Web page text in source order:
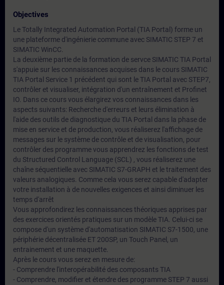
Objectives
Le Totally Integrated Automation Portal (TIA Portal) forme un
une plateforme d'ingénierie commune avec SIMATIC STEP 7 et
SIMATIC WinCC.
La deuxième partie de la formation de servce SIMATIC TIA Portal
s'appuie sur les connaissances acquises dans le cours SIMATIC
TIA Portal Service 1 précédent qui sont le TIA Portal avec STEP7,
contrôler et visualiser, intégration d'un entraînement et Profinet
IO. Dans ce cours vous élargirez vos connaissances dans les
aspects suivants: Recherche d'erreurs et leurs élimination à
l'aide des outils de diagnostique du TIA Portal dans la phase de
mise en service et de production, vous réaliserez l'affichage de
messages sur le système de contrôle et de visualisation, pour
contrôler des programme vous apprendrez les fonctions de test
du Structured Control Language (SCL) , vous réaliserez une
chaîne séquentielle avec SIMATIC S7-GRAPH et le traitement des
valeurs analogiques. Comme cela vous serez capable d'adapter
votre installation à de nouvelles exigences et ainsi diminuer les
temps d'arrêt
Vous approfondirez les connaissances théoriques apprises par
des exercices orientés pratiques sur un modèle TIA. Celui-ci se
compose d'un système d'automatisation SIMATIC S7-1500, une
périphérie décentralisée ET 200SP, un Touch Panel, un
entrainement et une maquette.
Après le cours vous serez en mesure de:
- Comprendre l'interopérabilité des composants TIA
- Comprendre, modifier et étendre des programme STEP 7 aussi